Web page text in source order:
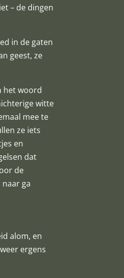
– de dingen
in de gaten
geest, ze
het woord
witte
mee te
ze iets
en
dat
de
naar ga
alom, en
ergens